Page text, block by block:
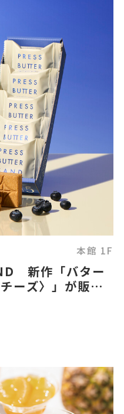
本館 1F
新作「バター
ーズ〉」が販売